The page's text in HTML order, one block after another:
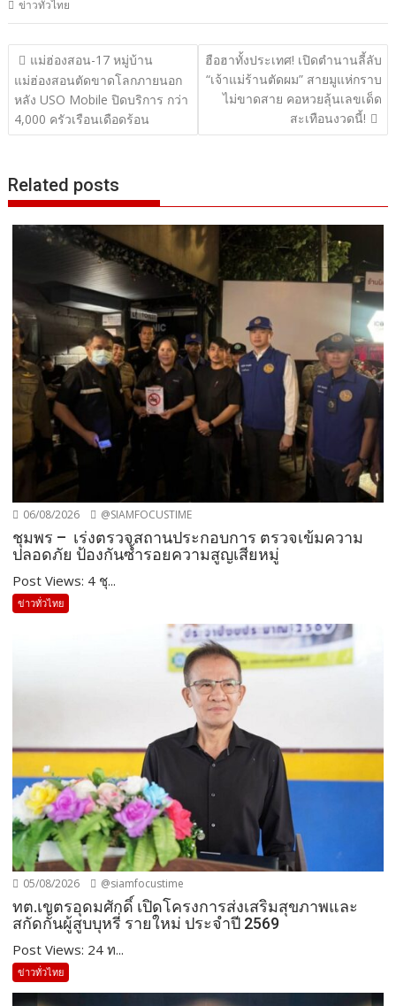
ข่าวทั่วไทย
แนะแนว
เรื่อง
แม่ฮ่องสอน-17 หมู่บ้าน
แม่ฮ่องสอนตัดขาดโลกภายนอก
หลัง USO Mobile ปิดบริการ กว่า
4,000 ครัวเรือนเดือดร้อน
ฮือฮาทั้งประเทศ! เปิดตำนานลี้ลับ
“เจ้าแม่ร้านตัดผม” สายมูแห่กราบ
ไม่ขาดสาย คอหวยลุ้นเลขเด็ด
สะเทือนงวดนี้!
Related posts
06/08/2026 @SIAMFOCUSTIME
ชุมพร – เร่งตรวจสถานประกอบการ ตรวจเข้มความ
ปลอดภัย ป้องกันซ้ำรอยความสูญเสียหมู่
Post Views: 4 ชุ...
ข่าวทั่วไทย
05/08/2026 @siamfocustime
ทต.เขตรอุดมศักดิ์ เปิดโครงการส่งเสริมสุขภาพและ
สกัดกั้นผู้สูบบุหรี่ รายใหม่ ประจำปี 2569
Post Views: 24 ท...
ข่าวทั่วไทย